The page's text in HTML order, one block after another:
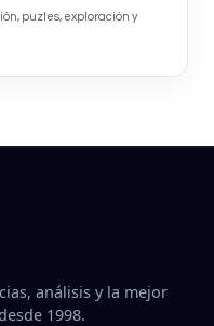
puzles, exploración y
análisis y la mejor
1998.